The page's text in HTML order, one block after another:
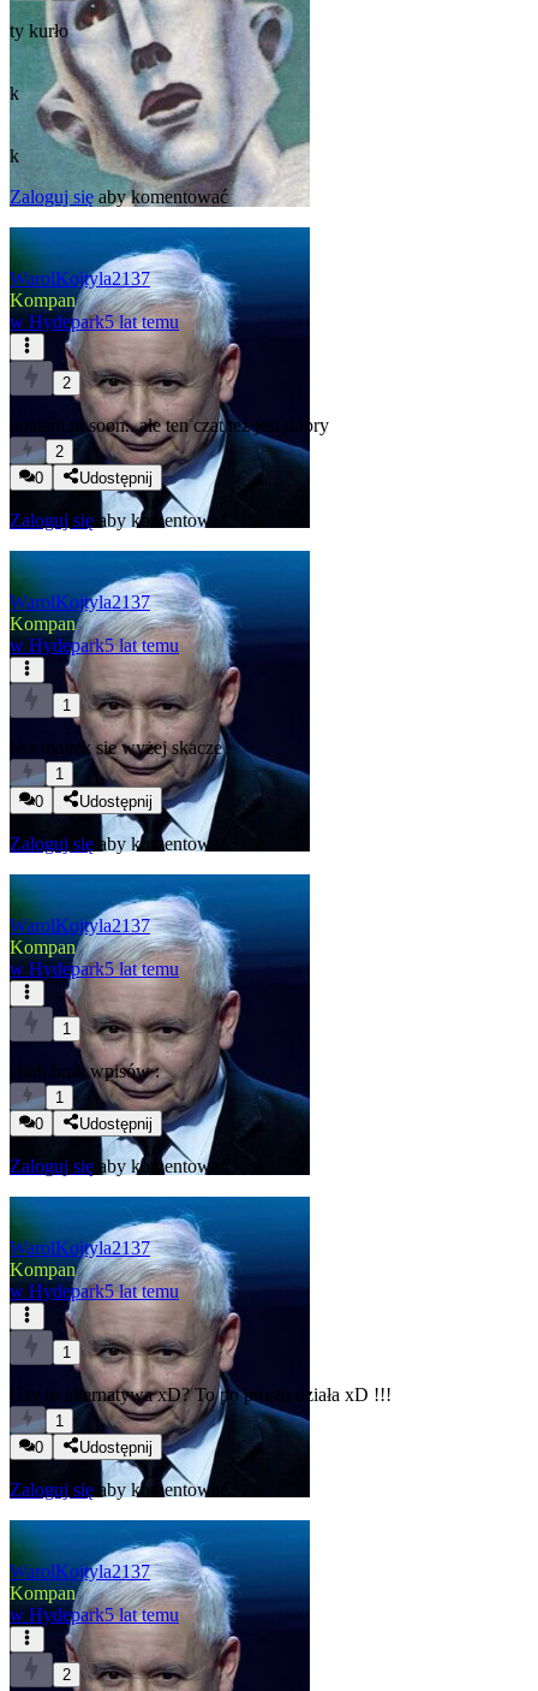
ty kurło
k
k
Zaloguj się aby komentować
WarolKojtyla2137
Kompan
w Hydepark5 lat temu
2
upalam.pl soon.. ale ten czat też jest dobry
2
0
Udostępnij
Zaloguj się aby komentować
WarolKojtyla2137
Kompan
w Hydepark5 lat temu
1
bez majtek sie wyżej skacze
1
0
Udostępnij
Zaloguj się aby komentować
WarolKojtyla2137
Kompan
w Hydepark5 lat temu
1
ehhh brak wpisów :
1
0
Udostępnij
Zaloguj się aby komentować
WarolKojtyla2137
Kompan
w Hydepark5 lat temu
1
Czy to alternatywa xD?To po prostu działa xD !!!
1
0
Udostępnij
Zaloguj się aby komentować
WarolKojtyla2137
Kompan
w Hydepark5 lat temu
2